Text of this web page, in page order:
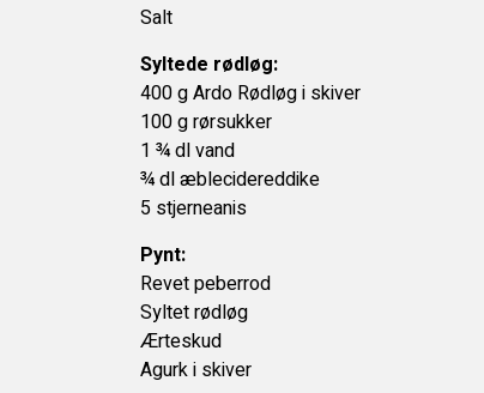
Salt
Syltede rødløg:
400 g Ardo Rødløg i skiver
100 g rørsukker
1 ¾ dl vand
¾ dl æblecidereddike
5 stjerneanis
Pynt:
Revet peberrod
Syltet rødløg
Ærteskud
Agurk i skiver